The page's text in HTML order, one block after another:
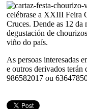
celébrase a XXIII Feira
Cruces. Dende as 12 da
degustación de
viño do país.
As persoas interesadas
e outros derivados terán
986582017 ou